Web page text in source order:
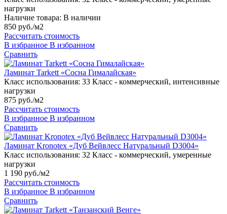
нагрузки
Наличие товара: В наличии
850 руб./м2
Рассчитать стоимость
В избранное В избранном
Сравнить
Ламинат Tarkett «Сосна Гималайская»
Класс использования: 33 Класс - коммерческий, интенсивные
нагрузки
875 руб./м2
Рассчитать стоимость
В избранное В избранном
Сравнить
Ламинат Kronotex «Дуб Вейвлесс Натуральный D3004»
Класс использования: 32 Класс - коммерческий, умеренные
нагрузки
1 190 руб./м2
Рассчитать стоимость
В избранное В избранном
Сравнить